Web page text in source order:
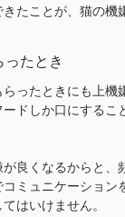
たことが、猫の機
ったとき
ったときにも上機
ドしか口にするこ
が良くなるからと、
ミュニケーション
はいけません。